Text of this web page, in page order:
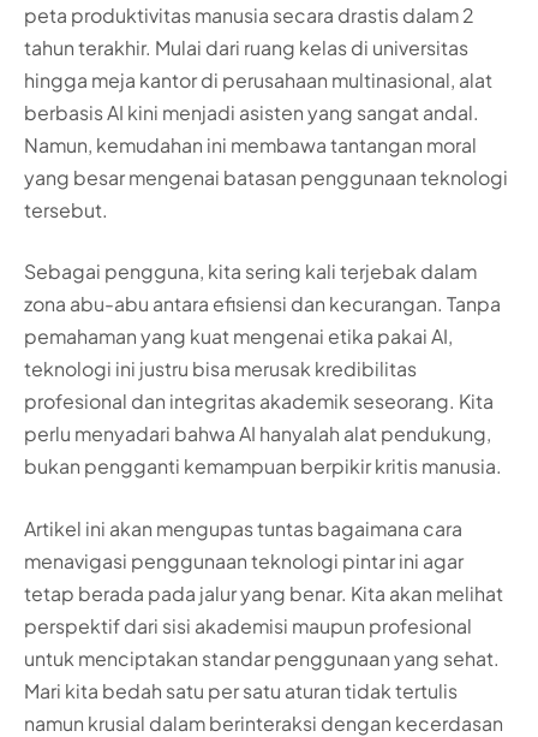
peta produktivitas manusia secara drastis dalam 2
tahun terakhir. Mulai dari ruang kelas di universitas
hingga meja kantor di perusahaan multinasional, alat
berbasis AI kini menjadi asisten yang sangat andal.
Namun, kemudahan ini membawa tantangan moral
yang besar mengenai batasan penggunaan teknologi
tersebut.
Sebagai pengguna, kita sering kali terjebak dalam
zona abu-abu antara efisiensi dan kecurangan. Tanpa
pemahaman yang kuat mengenai etika pakai AI,
teknologi ini justru bisa merusak kredibilitas
profesional dan integritas akademik seseorang. Kita
perlu menyadari bahwa AI hanyalah alat pendukung,
bukan pengganti kemampuan berpikir kritis manusia.
Artikel ini akan mengupas tuntas bagaimana cara
menavigasi penggunaan teknologi pintar ini agar
tetap berada pada jalur yang benar. Kita akan melihat
perspektif dari sisi akademisi maupun profesional
untuk menciptakan standar penggunaan yang sehat.
Mari kita bedah satu per satu aturan tidak tertulis
namun krusial dalam berinteraksi dengan kecerdasan